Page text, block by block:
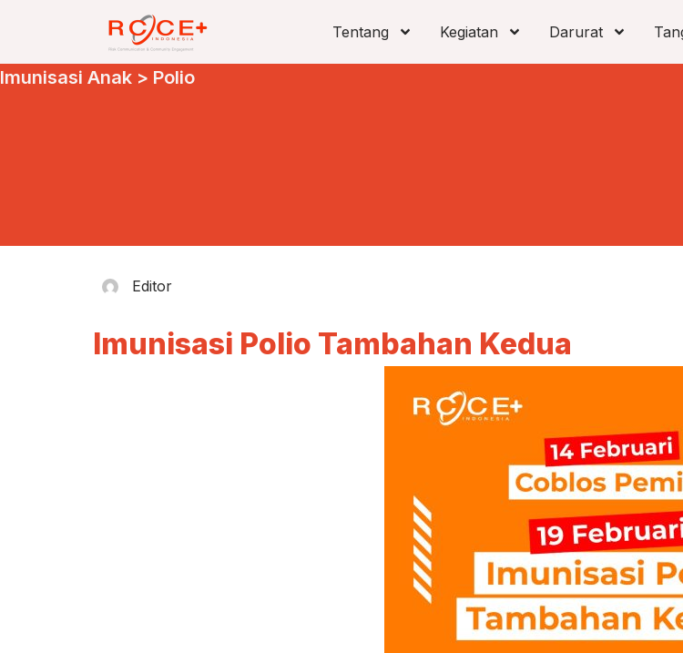
Tentang Kegiatan Darurat
Imunisasi Anak > Polio
Editor
Imunisasi Polio Tambahan Kedua